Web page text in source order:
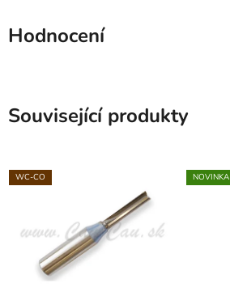
Hodnocení
Související produkty
WC-CO NOVINKA